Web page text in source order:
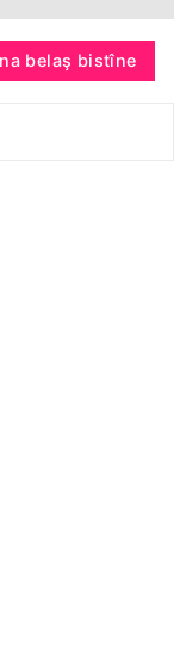
belaş bistîne